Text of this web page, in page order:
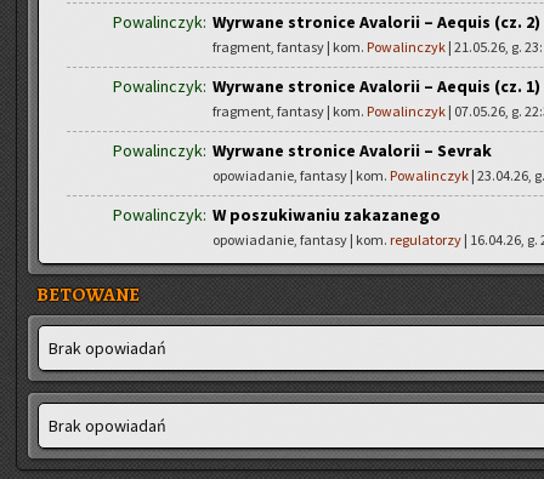
Powalinczyk: Wyrwane stronice Avalorii – Aequis (cz. 2)
fragment, fantasy | kom. Powalinczyk | 21.05.26, g.
Powalinczyk: Wyrwane stronice Avalorii – Aequis (cz. 1)
fragment, fantasy | kom. Powalinczyk | 07.05.26, g.
Powalinczyk: Wyrwane stronice Avalorii – Sevrak
opowiadanie, fantasy | kom. Powalinczyk | 23.04.26,
Powalinczyk: W poszukiwaniu zakazanego
opowiadanie, fantasy | kom. regulatorzy | 16.04.26, g.
BETOWANE
Brak opo­wia­dań
Brak opo­wia­dań